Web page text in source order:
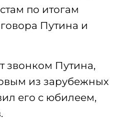
по итогам
Путина и
звонком Путина,
из зарубежных
его с юбилеем,